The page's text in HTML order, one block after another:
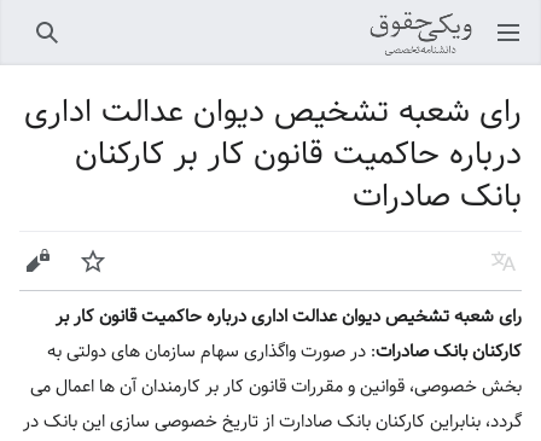
باز کردن منو اصلی جستجو
رای شعبه تشخیص دیوان عدالت اداری
درباره حاکمیت قانون کار بر کارکنان
بانک صادرات
زبان پیگیری ویرایش
رای شعبه تشخیص دیوان عدالت اداری درباره حاکمیت قانون کار بر
کارکنان بانک صادرات: در صورت واگذاری سهام سازمان های دولتی به
بخش خصوصی، قوانین و مقررات قانون کار بر کارمندان آن ها اعمال می
گردد، بنابراین کارکنان بانک صادارت از تاریخ خصوصی سازی این بانک در